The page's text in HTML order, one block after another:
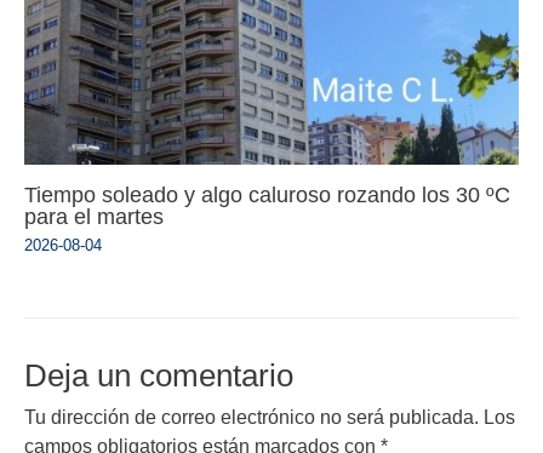
Tiempo soleado y algo caluroso rozando los 30 ºC
para el martes
2026-08-04
Deja un comentario
Tu dirección de correo electrónico no será publicada. Los
campos obligatorios están marcados con *